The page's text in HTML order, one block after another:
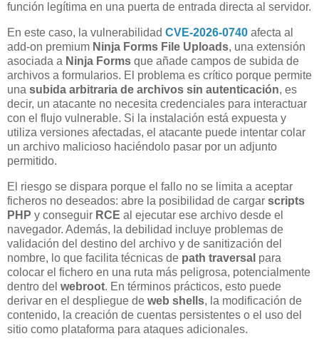
función legítima en una puerta de entrada directa al servidor.
En este caso, la vulnerabilidad CVE-2026-0740 afecta al
add-on premium Ninja Forms File Uploads, una extensión
asociada a Ninja Forms que añade campos de subida de
archivos a formularios. El problema es crítico porque permite
una subida arbitraria de archivos sin autenticación, es
decir, un atacante no necesita credenciales para interactuar
con el flujo vulnerable. Si la instalación está expuesta y
utiliza versiones afectadas, el atacante puede intentar colar
un archivo malicioso haciéndolo pasar por un adjunto
permitido.
El riesgo se dispara porque el fallo no se limita a aceptar
ficheros no deseados: abre la posibilidad de cargar scripts
PHP y conseguir RCE al ejecutar ese archivo desde el
navegador. Además, la debilidad incluye problemas de
validación del destino del archivo y de sanitización del
nombre, lo que facilita técnicas de path traversal para
colocar el fichero en una ruta más peligrosa, potencialmente
dentro del webroot. En términos prácticos, esto puede
derivar en el despliegue de web shells, la modificación de
contenido, la creación de cuentas persistentes o el uso del
sitio como plataforma para ataques adicionales.